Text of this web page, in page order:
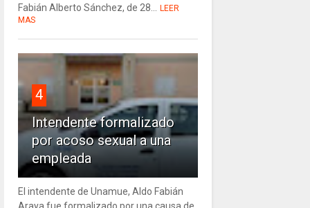
Fabián Alberto Sánchez, de 28... LEER
MAS
4
Intendente formalizado
por acoso sexual a una
empleada
El intendente de Unamue, Aldo Fabián